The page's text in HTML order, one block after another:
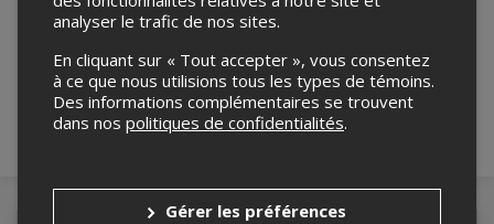
Merci de confirmer que vous n'êtes pas un
robot ci-bas.
analyser le trafic de nos sites.
En cliquant sur « Tout accepter », vous consentez
à ce que nous utilisions tous les types de témoins.
Des informations complémentaires se trouvent
dans nos politiques de confidentialités.
Gérer les préférences